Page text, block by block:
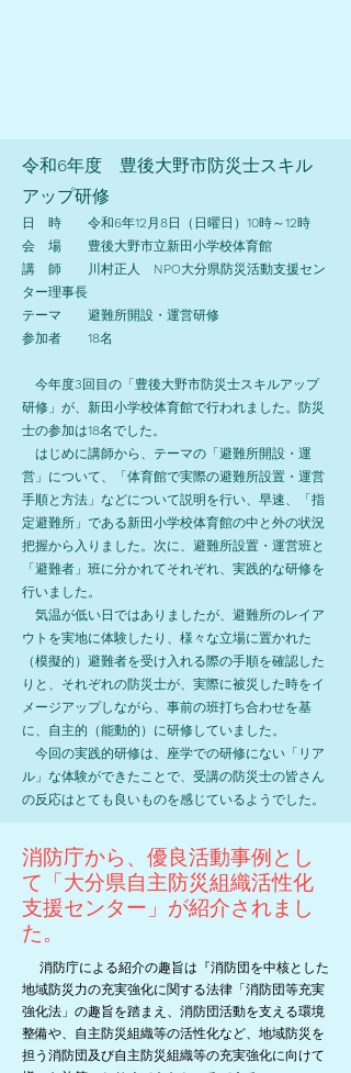
令和6年度 豊後大野市防災士スキル
アップ研修
日 時 令和6年12 月 8日（日曜日） 10時～12時
会 場 豊後大野市立新田小学校体育館
講 師 川村正人 NPO大分県防災活動支援セン
ター理事長
テーマ 避難所開設・運営研修
参加者 18名
今年度3 回目の「豊後大野市防災士スキルアップ
研修」が、新田小学校体育館で行われました。防災
士の参加は18名でした。
はじめに講師から、テーマの「避難所開設・運
営」について、「体育館で実際の避難所設置・運営
手順と方法」などについて説明を行い、早速、「指
定避難所」である新田小学校体育館の中と外の状況
把握から入りました。次に、避難所設置・運営班と
「避難者」班に分かれてそれぞれ、実践的な研修を
行いました。
気温が低い日ではありましたが、避難所のレイア
ウトを実地に体験したり、様々な立場に置かれた
（模擬的）避難者を受け入れる際の手順を確認した
りと、それぞれの防災士が、実際に被災した時をイ
メージアップしながら、事前の班打ち合わせを基
に、自主的（能動的）に研修していました。
今回の実践的研修は、座学での研修にない「リア
ル」な体験ができたことで、受講の防災士の皆さん
の反応はとても良いものを感じているようでした。
消防庁から、優良活動事例とし
て「大分県自主防災組織活性化
支援センター」が紹介されまし
た。
消防庁による紹介の趣旨は『消防団を中核とした
地域防災力の充実強化に関する法律「消防団等充実
強化法」の趣旨を踏まえ、消防団活動を支える環境
整備や、自主防災組織等の活性化など、地域防災を
担う消防団及び自主防災組織等の充実強化に向けて